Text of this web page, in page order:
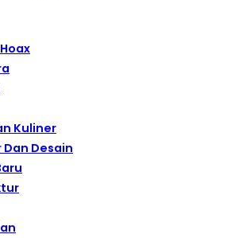
Kuliner
Desain